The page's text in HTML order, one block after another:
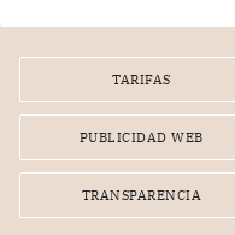
por la frustrada
TARIFAS
PUBLICIDAD WEB
TRANSPARENCIA